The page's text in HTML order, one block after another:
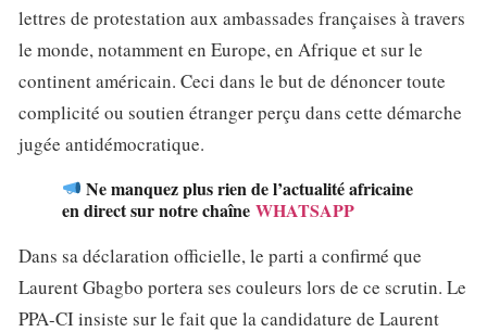
lettres de protestation aux ambassades françaises à travers
le monde, notamment en Europe, en Afrique et sur le
continent américain. Ceci dans le but de dénoncer toute
complicité ou soutien étranger perçu dans cette démarche
jugée antidémocratique.
Ne manquez plus rien de l’actualité africaine
en direct sur notre chaîne WHATSAPP
Dans sa déclaration officielle, le parti a confirmé que
Laurent Gbagbo portera ses couleurs lors de ce scrutin. Le
PPA-CI insiste sur le fait que la candidature de Laurent